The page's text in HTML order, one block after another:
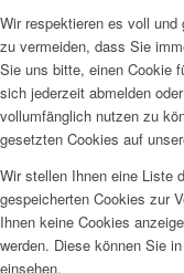
Wir respektieren es voll
zu vermeiden, dass Sie
Sie uns bitte, einen Cookie
sich jederzeit abmelden
vollumfänglich nutzen zu
gesetzten Cookies auf
Wir stellen Ihnen eine Liste
gespeicherten Cookies zur
Ihnen keine Cookies
werden. Diese können Sie
einsehen.